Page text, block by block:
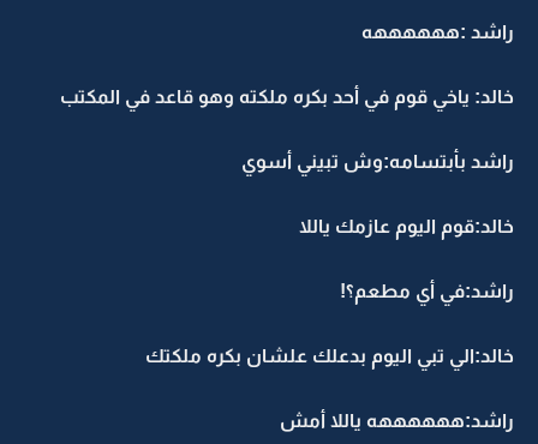
راشد :ههههههه
خالد: ياخي قوم في أحد بكره ملكته وهو قاعد في المكتب
راشد بأبتسامه:وش تبيني أسوي
خالد:قوم اليوم عازمك ياللا
راشد:في أي مطعم؟!
خالد:الي تبي اليوم بدعلك علشان بكره ملكتك
راشد:ههههههه ياللا أمش